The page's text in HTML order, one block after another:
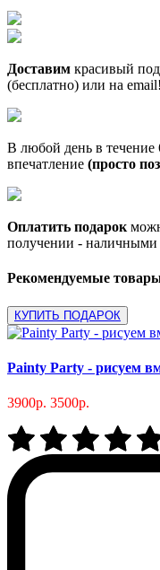
Доставим красивый
(бесплатно) или на email!
В любой день в течение
впечатление (просто
Оплатить подарок
получении - наличными
Рекомендуемые
КУПИТЬ ПОДАРОК
Painty Party - рисуем
3900р. 3500р.